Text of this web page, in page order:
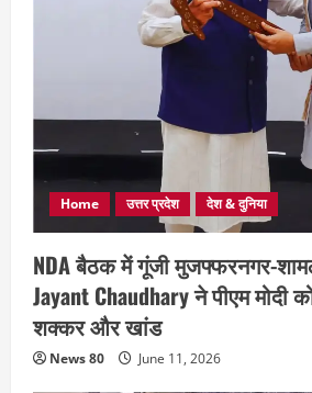
Home उत्तर प्रदेश देश & दुनिया
NDA बैठक में गूंजी मुजफ्फरनगर-
Jayant Chaudhary ने पीएम मोदी
शक्कर और खांड
News 80 June 11, 2026